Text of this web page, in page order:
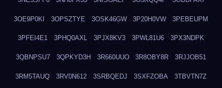
3OE9P0KI 3OPSZTYE 3OSK46GW 3P20H0VW 3PEBEUPM
3PFEI4E1 3PHQ0AXL 3PJX8KV3 3PWL81U6 3PX3NDPK
3QBNPSU7 3QPKYD3H 3R660UUO 3R8OBY8R 3RJJOB51
3RM5TAUQ 3RV0N612 3SRBQEDJ 3SXFZOBA 3TBVTN7Z